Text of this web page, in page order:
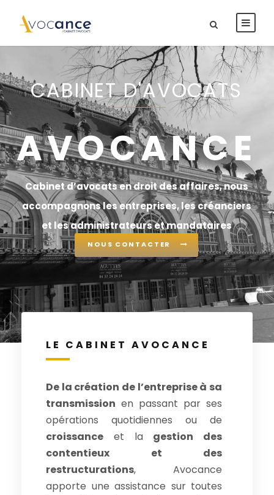
CABINET D'AVOCATS
AVOCANCE
Cabinet d’avocats en droit des affaires, nous
accompagnons les entreprises, les créanciers
et les administrateurs et mandataires
judiciaires.
NOUS CONTACTER
LE CABINET AVOCANCE
De la création de l’entreprise à sa
transmission en passant par ses
opérations quotidiennes ou de
croissance et la gestion des
contentieux et des
restructurations, Avocance
apporte une assistance sur toutes